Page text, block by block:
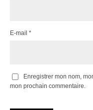
E-mail *
Enregistrer mon nom,
mon prochain commentaire.